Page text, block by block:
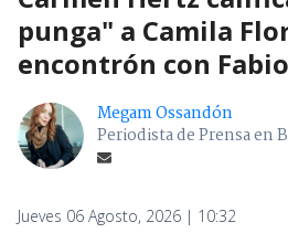
punga" a Camila
encontrón con
Megam Ossandón
Periodista de Prensa en
Jueves 06 Agosto, 2026 | 10:32